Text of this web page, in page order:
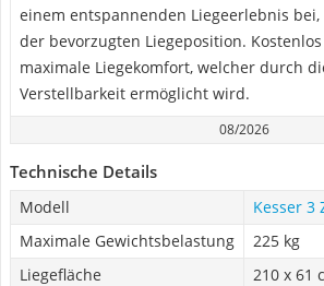
einem entspannenden Liegeerlebnis
der bevorzugten Liegeposition.
maximale Liegekomfort, welcher durch
Verstellbarkeit ermöglicht wird.
08/2026
Technische Details
Modell
Kesser 3
Maximale Gewichtsbelastung
225 kg
Liegefläche
210 x 61